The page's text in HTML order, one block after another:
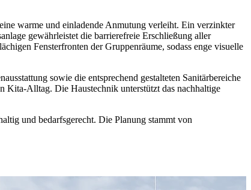
warme und einladende Anmutung verleiht. Ein verzinkter
gewährleistet die barrierefreie Erschließung aller
Fensterfronten der Gruppenräume, sodass enge visuelle
sowie die entsprechend gestalteten Sanitärbereiche
Kita-Alltag. Die Haustechnik unterstützt das nachhaltige
und bedarfsgerecht. Die Planung stammt von